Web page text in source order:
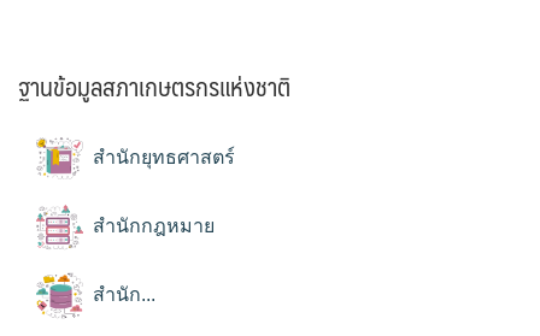
ฐานข้อมูลสภาเกษตรกรแห่งชาติ
สำนักยุทธศาสตร์
สำนักกฎหมาย
สำนัก...